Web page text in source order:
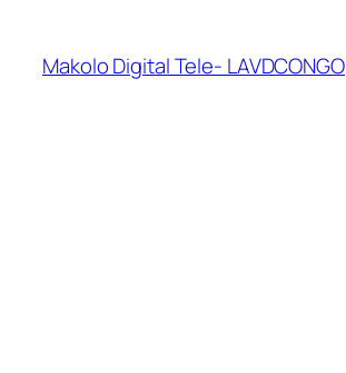
Makolo Digital Tele- LAVDCONGO